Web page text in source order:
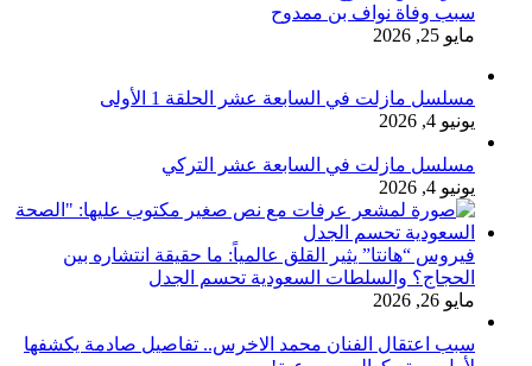
سبب وفاة نواف بن ممدوح
مايو 25, 2026
مسلسل مازلت في السابعة عشر الحلقة 1 الأولى
يونيو 4, 2026
مسلسل مازلت في السابعة عشر التركي
يونيو 4, 2026
فيروس “هانتا” يثير القلق عالمياً: ما حقيقة انتشاره بين
الحجاج؟ والسلطات السعودية تحسم الجدل
مايو 26, 2026
سبب اعتقال الفنان محمد الاخرس.. تفاصيل صادمة يكشفها